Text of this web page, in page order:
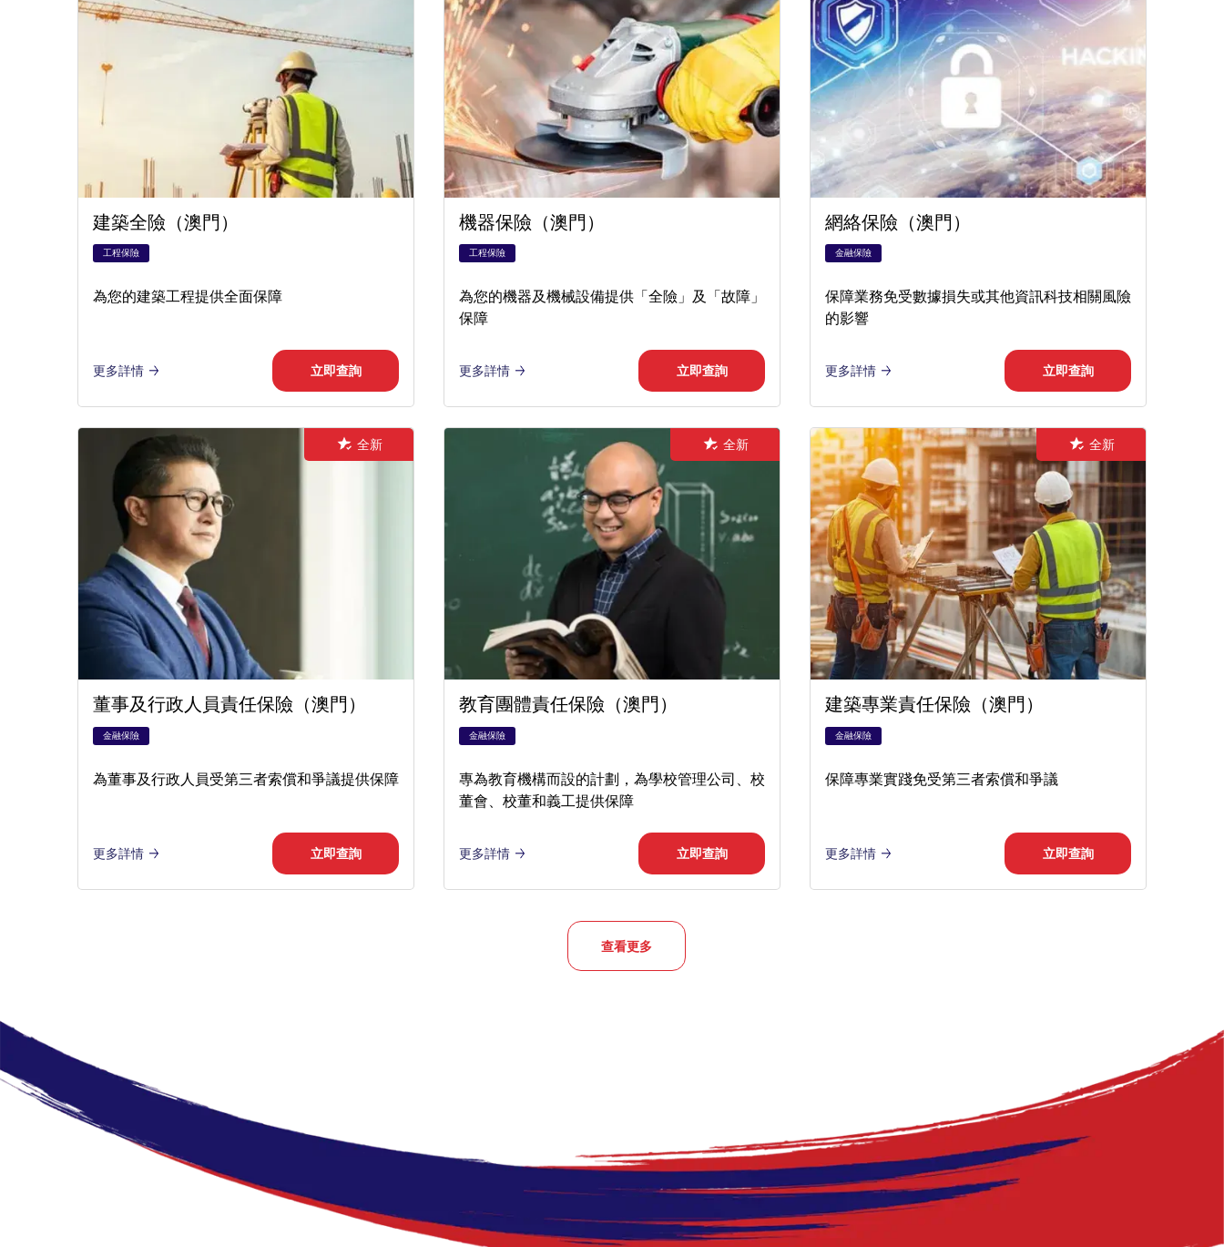
建築全險（澳門）
工程保險
為您的建築工程提供全面保障
更多詳情 立即查詢
機器保險（澳門）
工程保險
為您的機器及機械設備提供「全險」及「故障」
保障
更多詳情 立即查詢
網絡保險（澳門）
金融保險
保障業務免受數據損失或其他資訊科技相關風險
的影響
更多詳情 立即查詢
全新
董事及行政人員責任保險（澳門）
金融保險
為董事及行政人員受第三者索償和爭議提供保障
更多詳情 立即查詢
全新
教育團體責任保險（澳門）
金融保險
專為教育機構而設的計劃，為學校管理公司、校
董會、校董和義工提供保障
更多詳情 立即查詢
全新
建築專業責任保險（澳門）
金融保險
保障專業實踐免受第三者索償和爭議
更多詳情 立即查詢
查看更多